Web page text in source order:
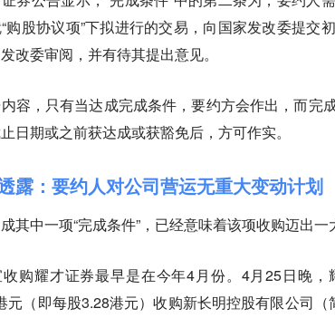
购股协议项”下拟进行的交易，向国家发改委提交
改委审阅，并有待其提出意见。
容，只有当达成完成条件，要约方会作出，而完
日期或之前获达成或获豁免后，方可作实。
露：要约人对公司营运无重大变动计划
其中一项“完成条件”，已经意味着该项收购迈出一
购耀才证券最早是在今年4月份。4月25日晚
元（即每股3.28港元）收购新长明控股有限公司（